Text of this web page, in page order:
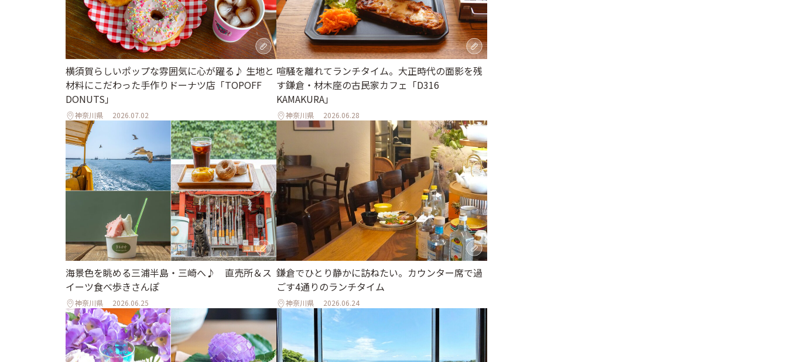
横須賀らしいポップな雰囲気に心が躍る♪ 生地と
材料にこだわった手作りドーナツ店「TOPOFF
DONUTS」
神奈川県 2026.07.02
喧騒を離れてランチタイム。大正時代の面影を残
す鎌倉・材木座の古民家カフェ「D316
KAMAKURA」
神奈川県 2026.06.28
海景色を眺める三浦半島・三崎へ♪ 直売所＆ス
イーツ食べ歩きさんぽ
神奈川県 2026.06.25
鎌倉でひとり静かに訪ねたい。カウンター席で過
ごす4通りのランチタイム
神奈川県 2026.06.24